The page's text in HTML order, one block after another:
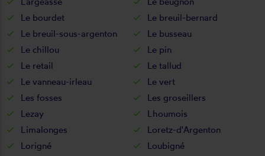
Le bourdet
Le breuil-bernard
Le breuil-sous-argenton
Le busseau
Le chillou
Le pin
Le retail
Le tallud
Le vanneau-irleau
Le vert
Les fosses
Les groseillers
Lezay
Lhoumois
Limalonges
Loretz-d'Argenton
Lorigné
Loubigné